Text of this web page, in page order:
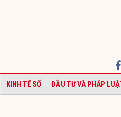
KINH TẾ SỐ ĐẦU TƯ VÀ PHÁP